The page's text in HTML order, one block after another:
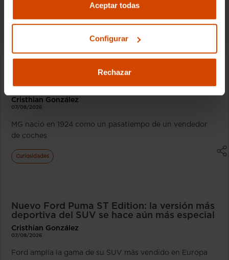
Aceptar todas
Configurar
Rechazar
Destacados
De dónde son los coches MG
Cristhian González
07/08/2026
MG nació en 1924 como un pasatiempo de un vendedor
de coches
Curiosidades
Nuevo Ford Puma ST Edition: la versión más
deportiva del SUV se hace aún más especial
Cristhian González
07/08/2026
Ford amplía la gama de su SUV más vendido en Europa